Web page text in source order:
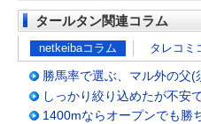
タールタン関連コラム
netkeibaコラム タレコミ
勝馬率で選ぶ、マル外の父(
しっかり絞り込めたが不安
1400mならオープンでも勝